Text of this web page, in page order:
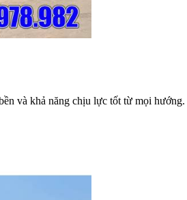
và khả năng chịu lực tốt từ mọi hướng.